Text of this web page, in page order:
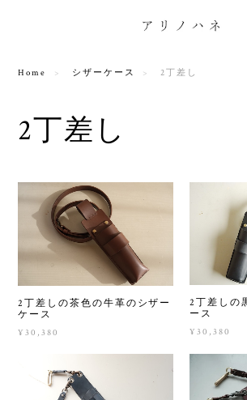
Home シザーケース 2丁差し
2丁差し
2丁差しの茶色の牛革のシザー
ケース
¥30,380
2丁差しの
ース
¥30,380